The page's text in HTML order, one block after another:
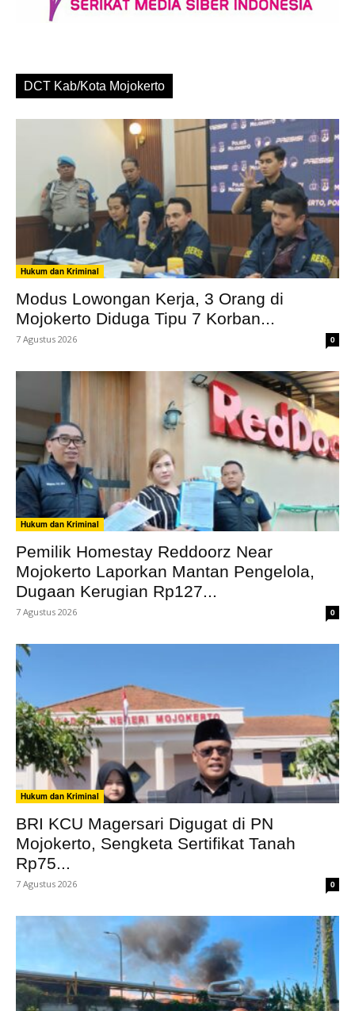
DCT Kab/Kota Mojokerto
Hukum dan Kriminal
Modus Lowongan Kerja, 3 Orang di
Mojokerto Diduga Tipu 7 Korban...
7 Agustus 2026 0
Hukum dan Kriminal
Pemilik Homestay Reddoorz Near
Mojokerto Laporkan Mantan Pengelola,
Dugaan Kerugian Rp127...
7 Agustus 2026 0
Hukum dan Kriminal
BRI KCU Magersari Digugat di PN
Mojokerto, Sengketa Sertifikat Tanah
Rp75...
7 Agustus 2026 0